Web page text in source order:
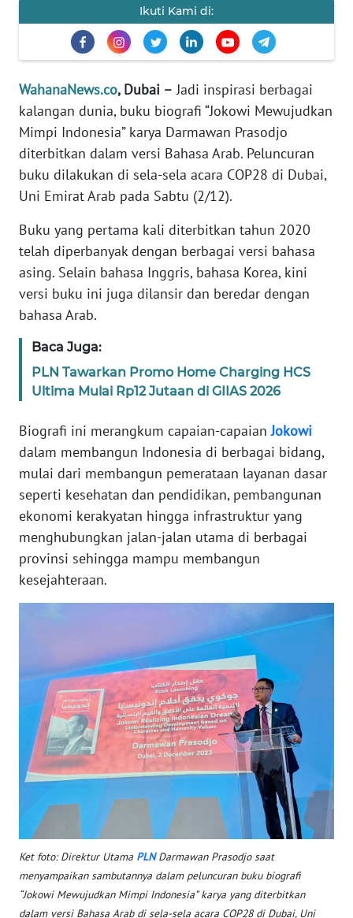
Ikuti Kami di:
WahanaNews.co, Dubai – Jadi inspirasi berbagai
kalangan dunia, buku biografi “Jokowi Mewujudkan
Mimpi Indonesia” karya Darmawan Prasodjo
diterbitkan dalam versi Bahasa Arab. Peluncuran
buku dilakukan di sela-sela acara COP28 di Dubai,
Uni Emirat Arab pada Sabtu (2/12).
Buku yang pertama kali diterbitkan tahun 2020
telah diperbanyak dengan berbagai versi bahasa
asing. Selain bahasa Inggris, bahasa Korea, kini
versi buku ini juga dilansir dan beredar dengan
bahasa Arab.
Baca Juga:
PLN Tawarkan Promo Home Charging HCS
Ultima Mulai Rp12 Jutaan di GIIAS 2026
Biografi ini merangkum capaian-capaianJokowi
dalam membangun Indonesia di berbagai bidang,
mulai dari membangun pemerataan layanan dasar
seperti kesehatan dan pendidikan, pembangunan
ekonomi kerakyatan hingga infrastruktur yang
menghubungkan jalan-jalan utama di berbagai
provinsi sehingga mampu membangun
kesejahteraan.
Ket foto: Direktur Utama PLNDarmawan Prasodjo saat
menyampaikan sambutannya dalam peluncuran buku biografi
“Jokowi Mewujudkan Mimpi Indonesia” karya yang diterbitkan
dalam versi Bahasa Arab di sela-sela acara COP28 di Dubai, Uni
INFO
IKLAN
TENTANG
KAMI
MEDIA
SIBER
REDAKSI
DISCLAIMER
News
Regional
WN
SUMUT
WN
JAKARTA
BANTEN
WN
NTT
WN
WN
PAPUA